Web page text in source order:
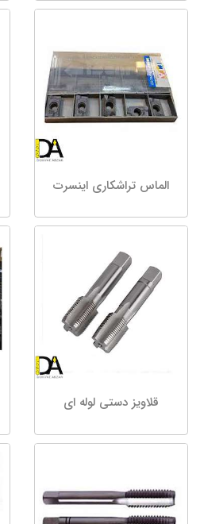
الماس تراشکاری اینسرت
قلاویز دستی لوله ای